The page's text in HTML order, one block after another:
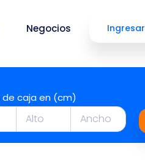
Negocios Ingresar
de caja en (cm)